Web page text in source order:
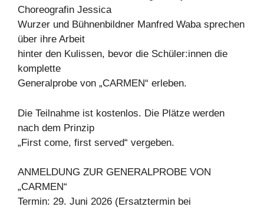
Choreografin Jessica
Wurzer und Bühnenbildner Manfred Waba sprechen
über ihre Arbeit
hinter den Kulissen, bevor die Schüler:innen die
komplette
Generalprobe von „CARMEN“ erleben.
Die Teilnahme ist kostenlos. Die Plätze werden
nach dem Prinzip
„First come, first served“ vergeben.
ANMELDUNG ZUR GENERALPROBE VON
„CARMEN“
Termin: 29. Juni 2026 (Ersatztermin bei